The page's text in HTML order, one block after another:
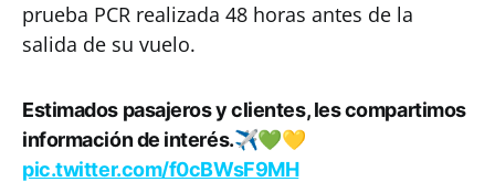
prueba PCR realizada 48 horas antes de la
salida de su vuelo.
Estimados pasajeros y clientes, les compartimos
información de interés.✈️💚💛
pic.twitter.com/f0cBWsF9MH